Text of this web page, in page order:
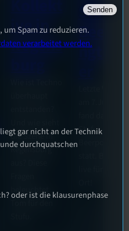
ive in
Regens
die Szene in
Regensburg
beleuchtet
Stufu
Stufu
um Spam zu reduzieren.
verarbeitet werden.
gar nicht an der Technik
durchquatschen
oder ist die klausurenphase